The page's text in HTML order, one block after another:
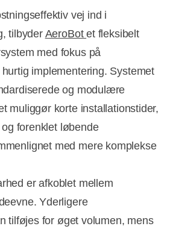
vej ind i
tilbyder AeroBotet fleksibelt
med fokus på
implementering. Systemet
og modulære
muliggør korte installationstider,
forenklet løbende
med mere komplekse
er afkoblet mellem
Yderligere
tilføjes for øget volumen, mens